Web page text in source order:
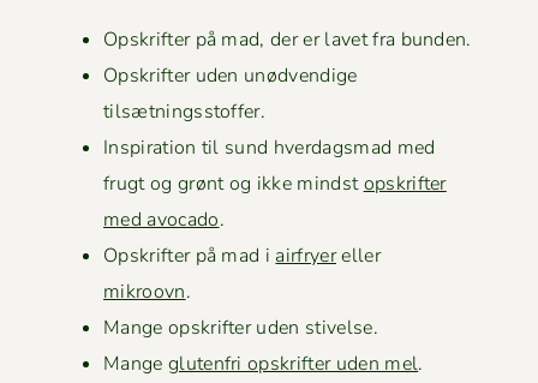
Opskrifter på mad, der er lavet fra bunden.
Opskrifter uden unød­vendi­ge
tilsætningsstoffer.
Inspi­ra­tion til sund hverdags­mad med
frugt og grønt og ikke mindstopskrifter
med avo­ca­do.
Opskrifter på mad iair­fry­ereller
mikroovn.
Mange opskrifter uden stivelse.
Mange gluten­fri opskrifter uden mel.